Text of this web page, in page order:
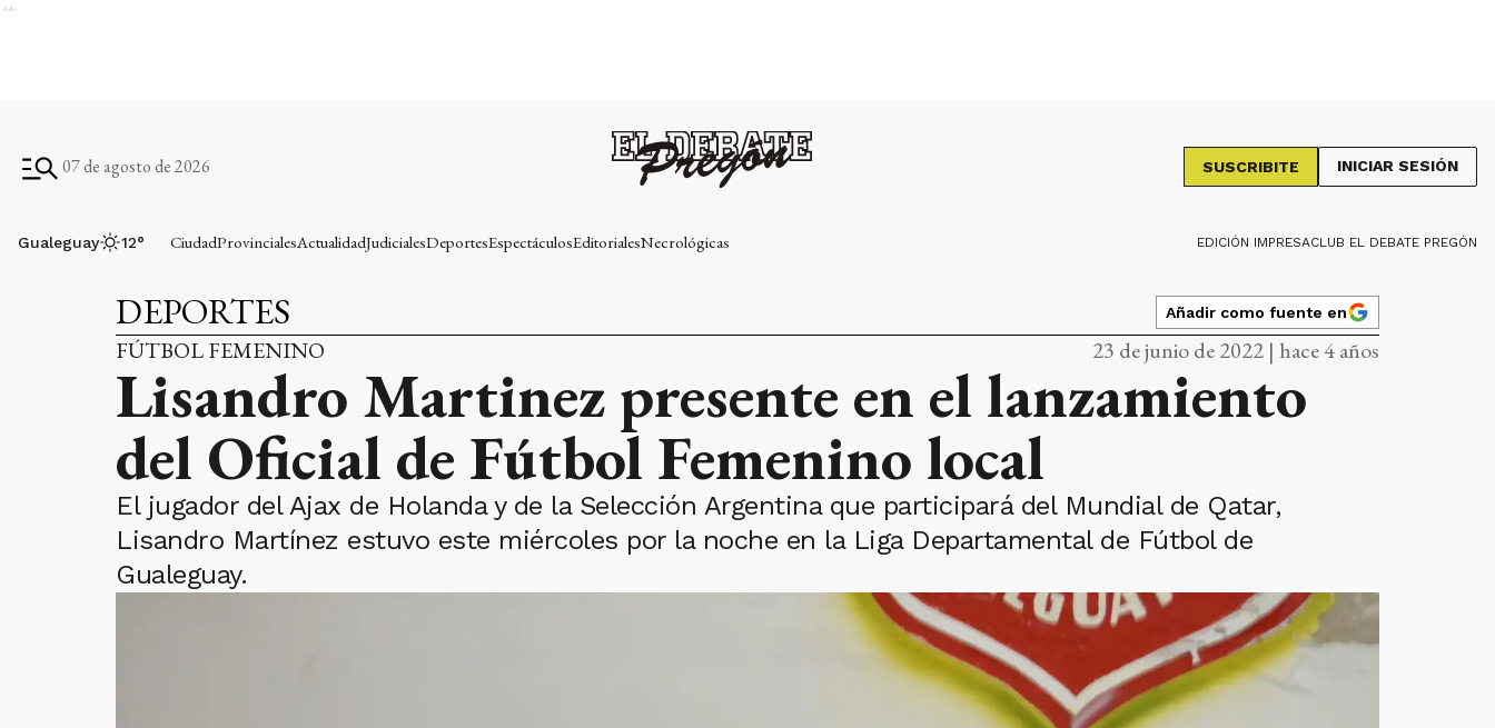
Ads
07 de agosto de 2026 SUSCRIBITE INICIAR SESIÓN
Gualeguay 12° CiudadProvincialesActualidadJudicialesDeportesEspectáculosEditorialesNecrológicas EDICIÓN IMPRESACLUB EL DEBATE PREGÓN
DEPORTES Añadir como fuente en
FÚTBOL FEMENINO 23 de junio de 2022 | hace 4 años
Lisandro Martinez presente en el lanzamiento
del Oficial de Fútbol Femenino local
El jugador del Ajax de Holanda y de la Selección Argentina que participará del Mundial de Qatar,
Lisandro Martínez estuvo este miércoles por la noche en la Liga Departamental de Fútbol de
Gualeguay.